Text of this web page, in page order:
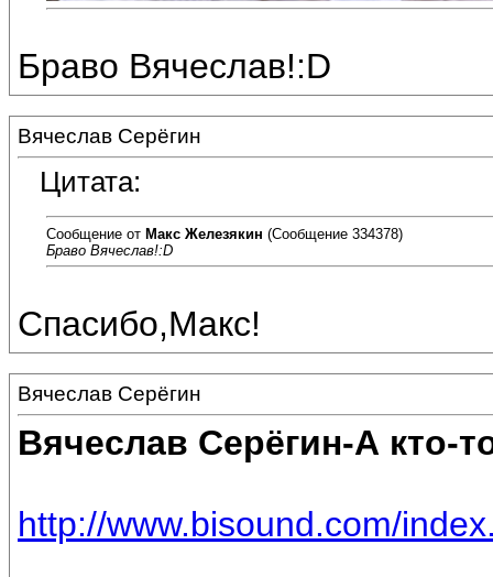
Браво Вячеслав!:D
Вячеслав Серёгин
Цитата:
Сообщение от Макс Железякин (Сообщение 334378)
Браво Вячеслав!:D
Спасибо,Макс!
Вячеслав Серёгин
Вячеслав Серёгин-А кто-
http://www.bisound.com/